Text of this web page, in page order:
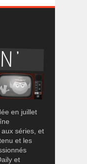
en juillet
séries, et
et les
et